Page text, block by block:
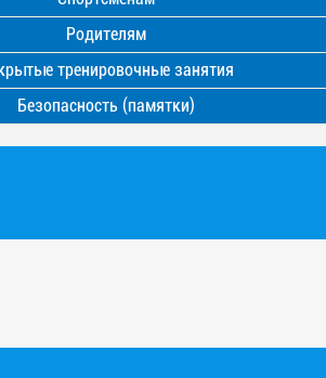
Родителям
тренировочные занятия
Безопасность (памятки)